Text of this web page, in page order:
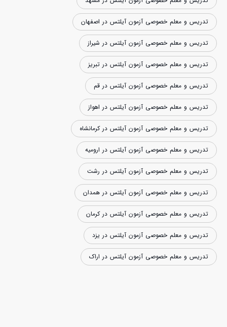
تدریس و معلم خصوصی آزمون آیلتس در اصفهان
تدریس و معلم خصوصی آزمون آیلتس در شیراز
تدریس و معلم خصوصی آزمون آیلتس در تبریز
تدریس و معلم خصوصی آزمون آیلتس در قم
تدریس و معلم خصوصی آزمون آیلتس در اهواز
تدریس و معلم خصوصی آزمون آیلتس در کرمانشاه
تدریس و معلم خصوصی آزمون آیلتس در ارومیه
تدریس و معلم خصوصی آزمون آیلتس در رشت
تدریس و معلم خصوصی آزمون آیلتس در همدان
تدریس و معلم خصوصی آزمون آیلتس در کرمان
تدریس و معلم خصوصی آزمون آیلتس در یزد
تدریس و معلم خصوصی آزمون آیلتس در اراک